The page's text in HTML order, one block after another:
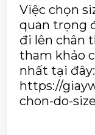
Việc chọn
quan trọng
đi lên chân
tham khảo
nhất tại đây:
https://
chon-do-